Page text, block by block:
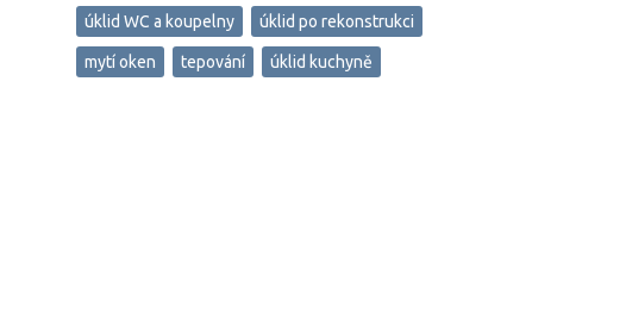
úklid WC a koupelny úklid po rekonstrukci
mytí oken tepování úklid kuchyně